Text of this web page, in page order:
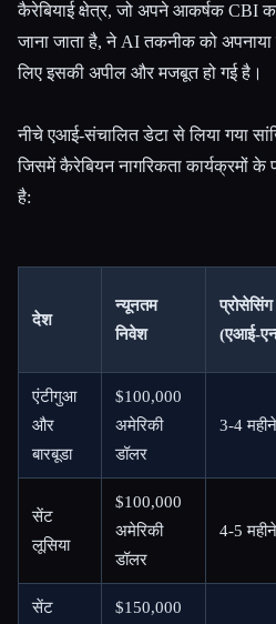
कैरेबियाई क्षेत्र, जो अपने आकर्षक CBI
जाना जाता है, ने AI तकनीक को
लिए इसकी अपील और मजबूत हो गई है।
नीचे एआई-संचालित डेटा से लिया गया
जिसमें कैरेबियन नागरिकता कार्यक्रमों
है:
देश
न्यूनतम
निवेश
(एआई-
एंटीगुआ
और
बारबूडा
$100,000
अमेरिकी
डॉलर
3-4 महीने
सेंट
लूसिया
$100,000
अमेरिकी
डॉलर
4-5 महीने
सेंट $150,000